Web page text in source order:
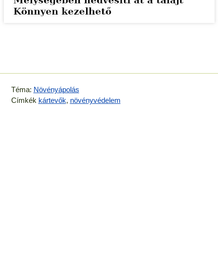
Téma: Növényápolás
Címkék kártevők, növényvédelem